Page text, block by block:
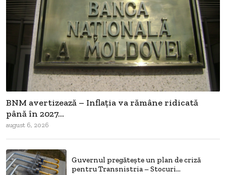
BNM avertizează – Inflația va rămâne ridicată
până în 2027...
august 6, 2026
Guvernul pregătește un plan de criză
pentru Transnistria – Stocuri...